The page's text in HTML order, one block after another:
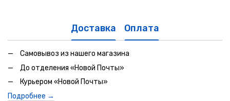
Доставка Оплата
Самовывоз из нашего магазина
До отделения «Новой Почты»
Курьером «Новой Почты»
Подробнее →